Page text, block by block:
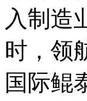
入制造
时，
国际鲲